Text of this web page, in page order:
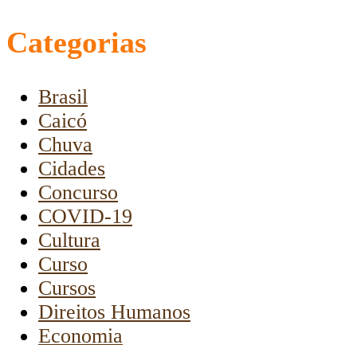
Categorias
Brasil
Caicó
Chuva
Cidades
Concurso
COVID-19
Cultura
Curso
Cursos
Direitos Humanos
Economia